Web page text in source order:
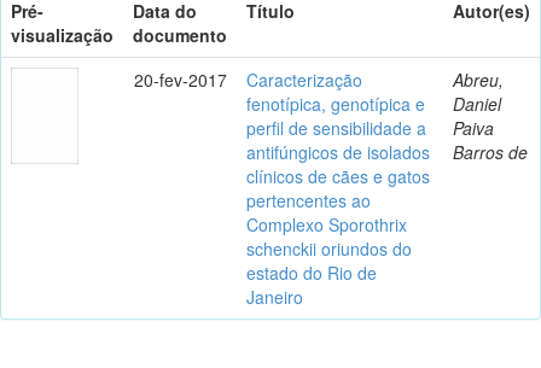
Pré-
visualização
Data do
documento
Título Autor(es)
20-fev-2017
Caracterização
fenotípica, genotípica e
perfil de sensibilidade a
antifúngicos de isolados
clínicos de cães e gatos
pertencentes ao
Complexo Sporothrix
schenckii oriundos do
estado do Rio de
Janeiro
Abreu,
Daniel
Paiva
Barros de